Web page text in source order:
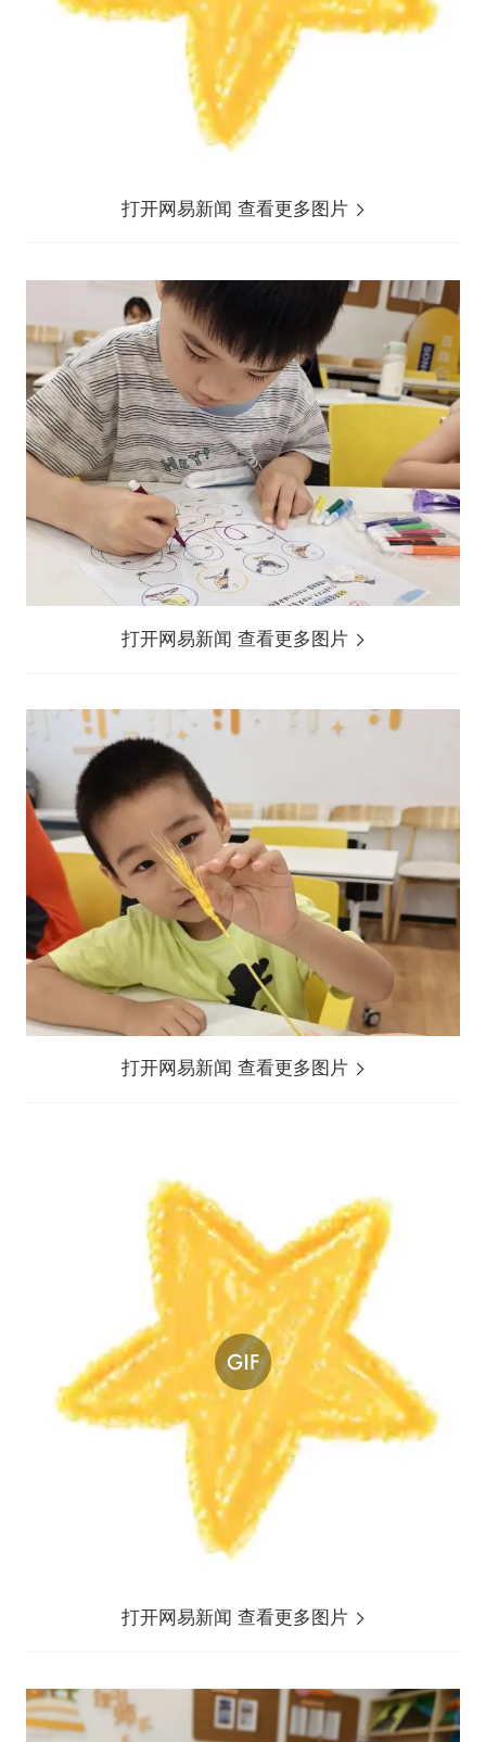
打开网易新闻 查看更多图片
打开网易新闻 查看更多图片
打开网易新闻 查看更多图片
打开网易新闻 查看更多图片